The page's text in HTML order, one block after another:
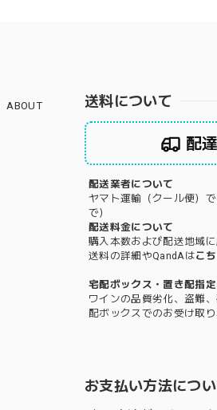
ABOUT 送料について
配
配送業者について
ヤマト運輸（クール便）
で）
配送料金について
購入本数および配送地域
送料の詳細やQandAはこ
宅配ボックス・置き配指定
ワインの品質劣化、盗難
配ボックスでのお受け取
お支払い方法につ